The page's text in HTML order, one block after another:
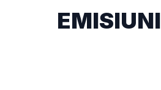
EMISIUNI